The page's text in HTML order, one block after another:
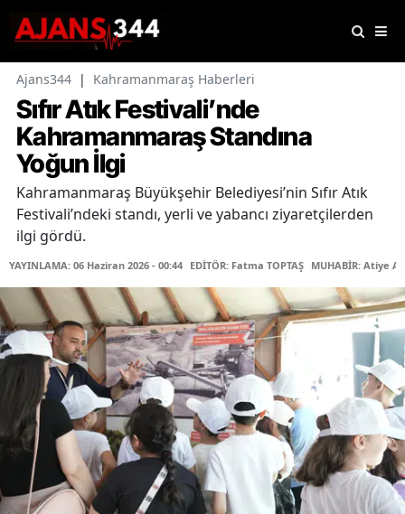
Ajans344 | Kahramanmaraş Haberleri
Sıfır Atık Festivali’nde
Kahramanmaraş Standına
Yoğun İlgi
Kahramanmaraş Büyükşehir Belediyesi’nin Sıfır Atık
Festivali’ndeki standı, yerli ve yabancı ziyaretçilerden
ilgi gördü.
YAYINLAMA: 06 Haziran 2026 - 00:44 EDİTÖR: Fatma TOPTAŞ MUHABİR: Atiye